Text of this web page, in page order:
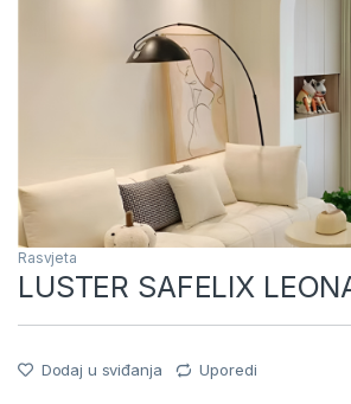
Rasvjeta
LUSTER SAFELIX
Dodaj u sviđanja Uporedi